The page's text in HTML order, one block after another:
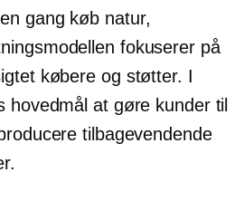
en gang køb natur,
fokuserer på
købere og støtter. I
hovedmål at gøre kunder til
tilbagevendende